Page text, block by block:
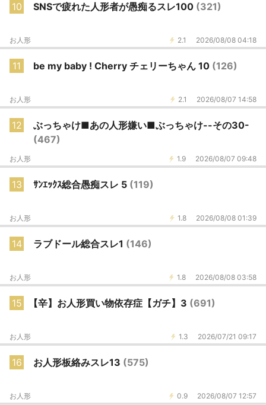
10 SNSで疲れた人形者が愚痴るスレ100 (321)
2.1 2026/08/08 04:18
お人形
11 be my baby ! Cherry チェリーちゃん 10 (126)
2.1 2026/08/07 14:58
お人形
12
ぶっちゃけ■あの人形嫌い■ぶっちゃけ--その30-
(467)
1.9 2026/08/07 09:48
お人形
13 ｻﾝｴｯｸｽ総合愚痴スレ 5 (119)
1.8 2026/08/08 01:39
お人形
14 ラブドール総合スレ1 (146)
1.8 2026/08/08 03:58
お人形
15 【辛】お人形買い物依存症【ガチ】3 (691)
1.3 2026/07/21 09:17
お人形
16 お人形板絡みスレ13 (575)
0.9 2026/08/07 12:57
お人形